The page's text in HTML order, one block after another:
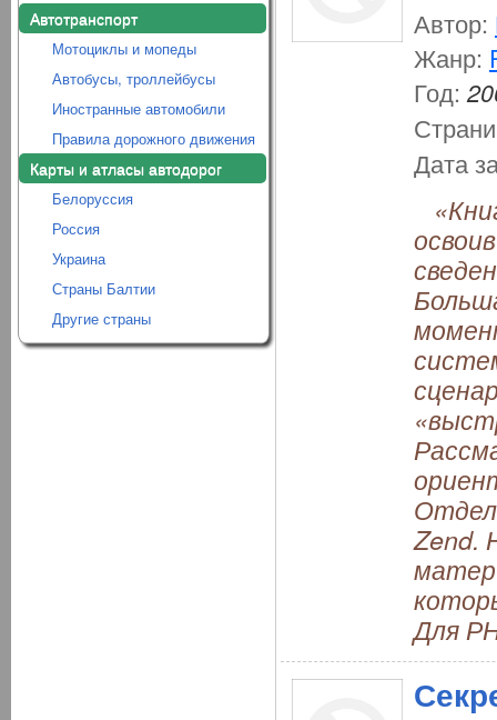
Автотранспорт
Мотоциклы и мопеды
Автобусы, троллейбусы
Иностранные автомобили
Правила дорожного движения
Карты и атласы автодорог
Белоруссия
Россия
Украина
Страны Балтии
Другие страны
Автор:
Жанр:
Год:
Дата
Zend.
Для